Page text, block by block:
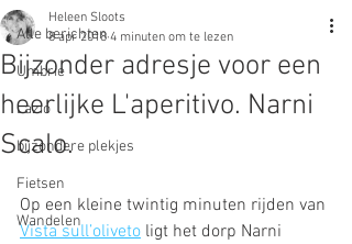
Alle berichten
Umbrie
Lazio
bijzondere plekjes
Fietsen
Wandelen
Bijzonder adresje voor een
heerlijke L'aperitivo. Narni
Scalo.
Heleen Sloots
8 apr 2018 4 minuten om te lezen
Op een kleine twintig minuten rijden van
Vista sull’oliveto ligt het dorp Narni